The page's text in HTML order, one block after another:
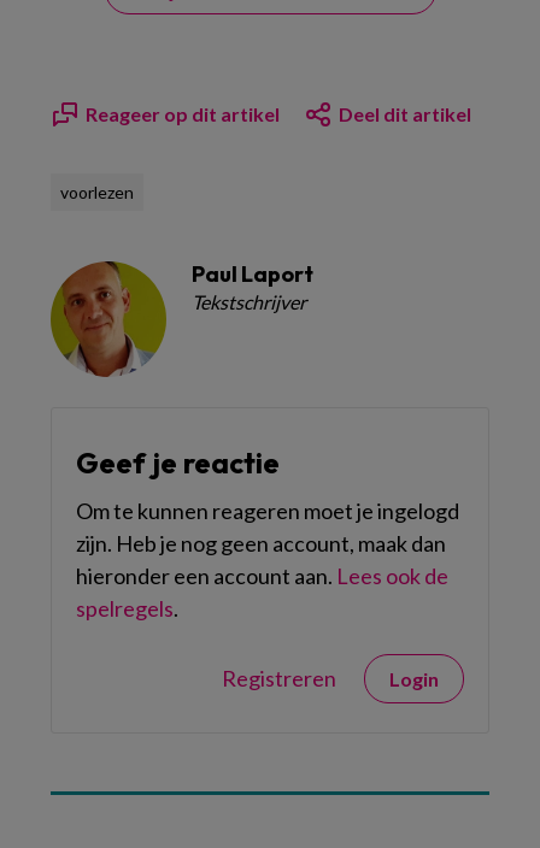
Reageer op dit artikel Deel dit artikel
voorlezen
Paul Laport
Tekstschrijver
Geef je reactie
Om te kunnen reageren moet je ingelogd
zijn. Heb je nog geen account, maak dan
hieronder een account aan. Lees ook de
spelregels.
Registreren Login